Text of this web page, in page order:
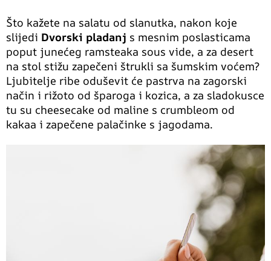
Što kažete na salatu od slanutka, nakon koje
slijedi Dvorski pladanj s mesnim poslasticama
poput junećeg ramsteaka sous vide, a za desert
na stol stižu zapečeni štrukli sa šumskim voćem?
Ljubitelje ribe oduševit će pastrva na zagorski
način i rižoto od šparoga i kozica, a za sladokusce
tu su cheesecake od maline s crumbleom od
kakaa i zapečene palačinke s jagodama.